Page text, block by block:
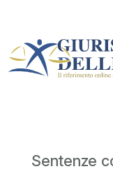
Sentenze